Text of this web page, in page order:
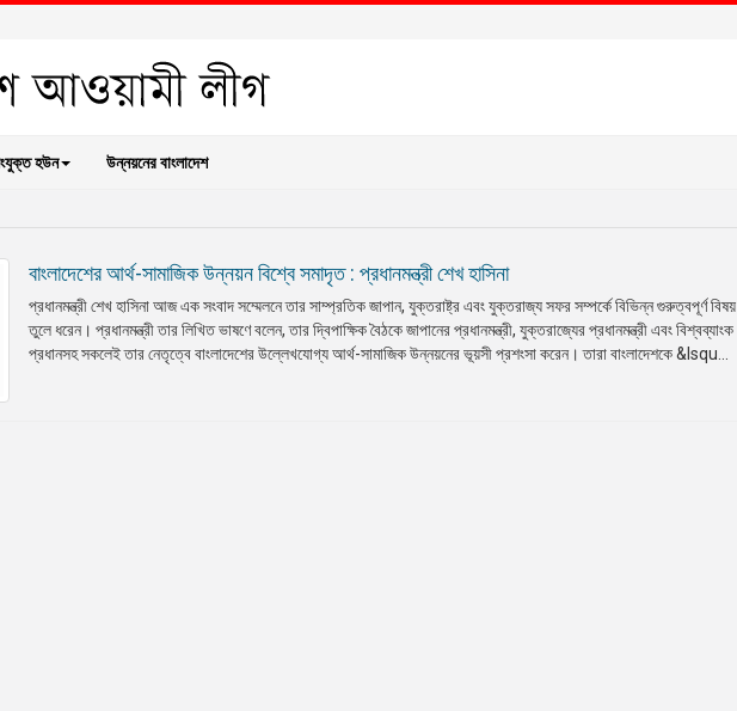
হউন উন্নয়নের বাংলাদেশ
বাংলাদেশের আর্থ-সামাজিক উন্নয়ন বিশ্বে সমাদৃত : প্রধানমন্ত্রী শেখ হাসিনা
প্রধানমন্ত্রী শেখ হাসিনা আজ এক সংবাদ সম্মেলনে তার সাম্প্রতিক জাপান, যুক্তরাষ্ট্র এবং যুক্তরাজ্য সফর সম্পর্কে বিভিন্ন গুরুত্বপূর্ণ বিষয়
তুলে ধরেন। প্রধানমন্ত্রী তার লিখিত ভাষণে বলেন, তার দ্বিপাক্ষিক বৈঠকে জাপানের প্রধানমন্ত্রী, যুক্তরাজ্যের প্রধানমন্ত্রী এবং বিশ্বব্যাংক
প্রধানসহ সকলেই তার নেতৃত্বে বাংলাদেশের উল্লেখযোগ্য আর্থ-সামাজিক উন্নয়নের ভূয়সী প্রশংসা করেন। তারা বাংলাদেশকে &lsqu...